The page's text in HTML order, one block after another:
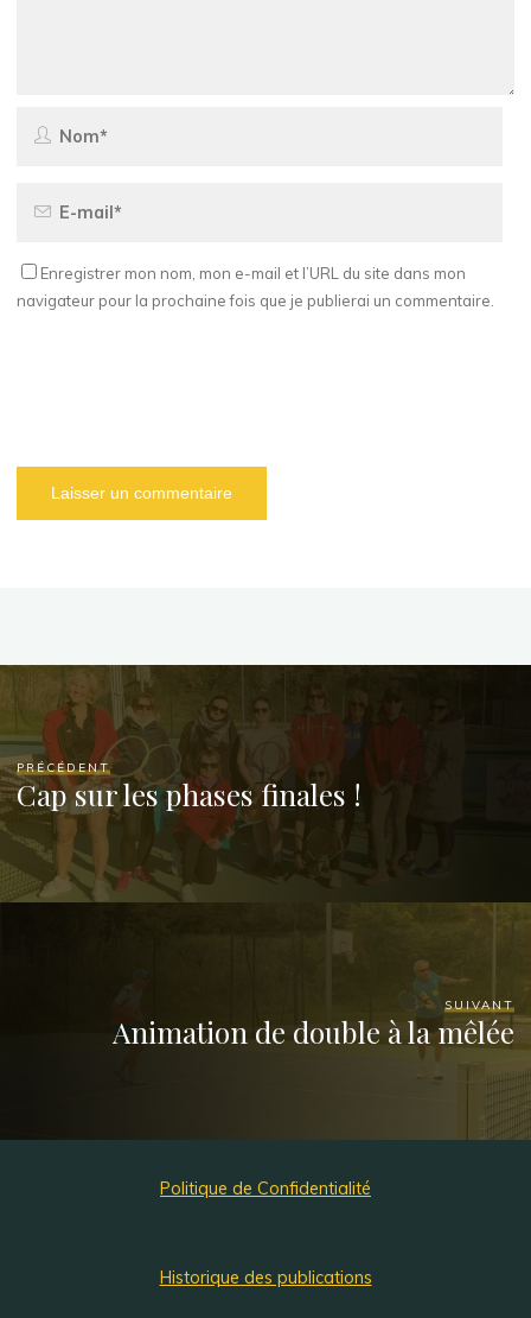
Enregistrer mon nom, mon e-mail et l’URL du site dans mon
navigateur pour la prochaine fois que je publierai un commentaire.
PRÉCÉDENT
Cap sur les phases finales !
SUIVANT
Animation de double à la mêlée
Politique de Confidentialité
Historique des publications